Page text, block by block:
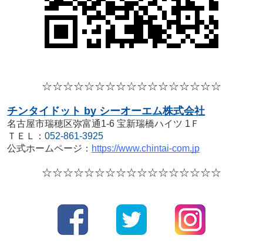
☆☆☆☆☆☆☆☆☆☆☆☆☆☆☆☆☆
チンタイドット by シーオーエム株式会社
名古屋市瑞穂区弥富通1-6 宝新瑞橋ハイツ 1Ｆ
ＴＥＬ： 052-861-3925
公式ホームページ： https://www.chintai-com.jp
☆☆☆☆☆☆☆☆☆☆☆☆☆☆☆☆☆